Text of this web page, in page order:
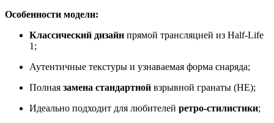
Особенности модели:
Классический дизайн прямой трансляцией из Half-Life
1;
Аутентичные текстуры и узнаваемая форма снаряда;
Полная замена стандартной взрывной гранаты (HE);
Идеально подходит для любителей ретро-стилистики;